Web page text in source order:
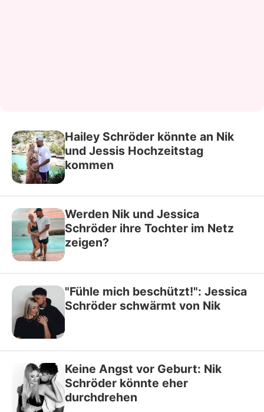
Hailey Schröder könnte an Nik
und Jessis Hochzeitstag
kommen
Werden Nik und Jessica
Schröder ihre Tochter im Netz
zeigen?
"Fühle mich beschützt!": Jessica
Schröder schwärmt von Nik
Keine Angst vor Geburt: Nik
Schröder könnte eher
durchdrehen